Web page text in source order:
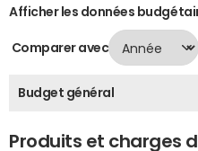
Afficher les données
Comparer avec
Budget général
Produits et charges